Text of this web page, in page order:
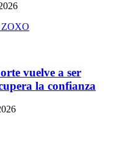
vuelve a ser
la confianza